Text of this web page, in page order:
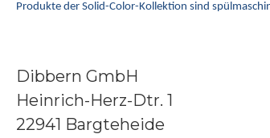
Produkte der Solid-Color-Kollektion sind
Dibbern GmbH
Heinrich-Herz-Dtr. 1
22941 Bargteheide